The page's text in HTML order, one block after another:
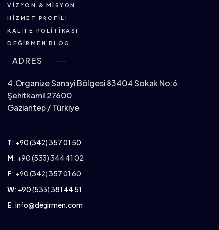
VIZYON & MISYON
HIZMET PROFILI
KALITE POLITIKASI
DEĞIRMEN BLOG
ADRES
4.Organize Sanayi Bölgesi 83404 Sokak No:6
Şehitkamil 27600
Gaziantep / Türkiye
T: +90 (342) 357 01 50
M: +90 (533) 344 41 02
F: +90 (342) 357 01 60
W: +90 (533) 381 44 51
E: info@degirmen.com